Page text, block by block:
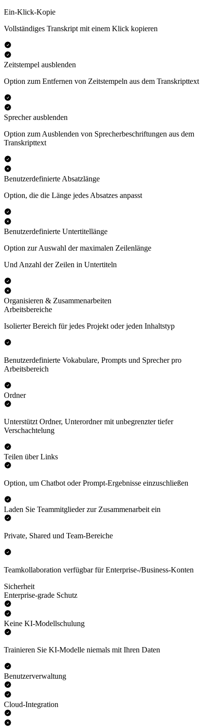
Ein-Klick-Kopie
Vollständiges Transkript mit einem Klick kopieren
Zeitstempel ausblenden
Option zum Entfernen von Zeitstempeln aus dem Transkripttext
Sprecher ausblenden
Option zum Ausblenden von Sprecherbeschriftungen aus dem
Transkripttext
Benutzerdefinierte Absatzlänge
Option, die die Länge jedes Absatzes anpasst
Benutzerdefinierte Untertitellänge
Option zur Auswahl der maximalen Zeilenlänge
Und Anzahl der Zeilen in Untertiteln
Organisieren & Zusammenarbeiten
Arbeitsbereiche
Isolierter Bereich für jedes Projekt oder jeden Inhaltstyp
Benutzerdefinierte Vokabulare, Prompts und Sprecher pro
Arbeitsbereich
Ordner
Unterstützt Ordner, Unterordner mit unbegrenzter tiefer
Verschachtelung
Teilen über Links
Option, um Chatbot oder Prompt-Ergebnisse einzuschließen
Laden Sie Teammitglieder zur Zusammenarbeit ein
Private, Shared und Team-Bereiche
Teamkollaboration verfügbar für Enterprise-/Business-Konten
Sicherheit
Enterprise-grade Schutz
Keine KI-Modellschulung
Trainieren Sie KI-Modelle niemals mit Ihren Daten
Benutzerverwaltung
Cloud-Integration